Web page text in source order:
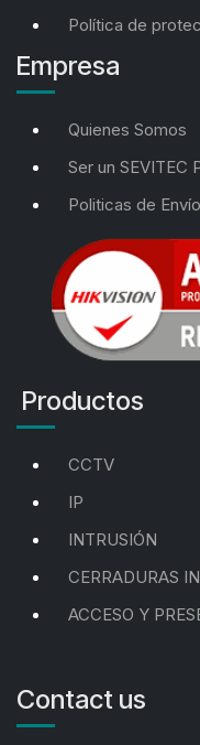
Política de
Empresa
Quienes Somos
Ser un SEVITEC
Politicas de Envío
Productos
CCTV
IP
INTRUSIÓN
CERRADURAS
ACCESO Y
Contact us